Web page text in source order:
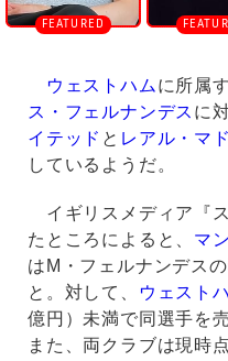
ウェストハムに所属
ス・フェルナンデス に
イテッド と レアル・マ
しているようだ。
イギリスメディア『
たところによると、 マ
はM・フェルナンデス
と。対して、
ウェスト
億円）未満で同選手を
また、両クラブは現時